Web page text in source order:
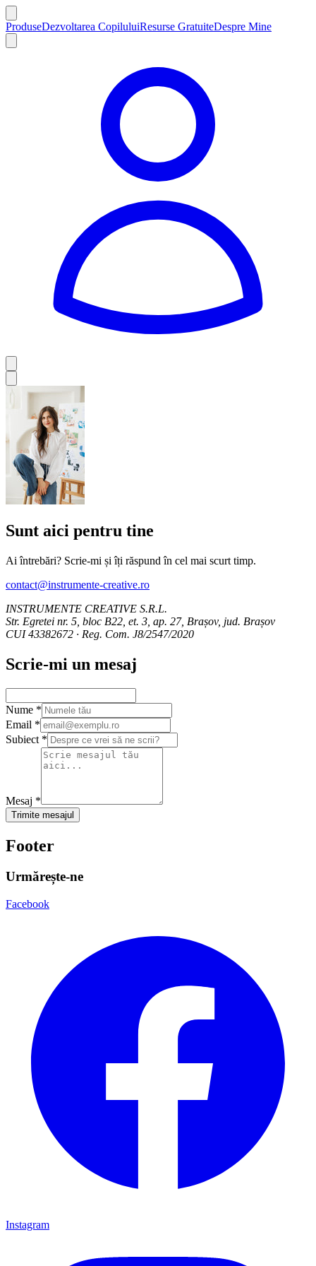
ProduseDezvoltarea CopiluluiResurse GratuiteDespre Mine
Sunt aici pentru tine
Ai întrebări? Scrie-mi și îți răspund în cel mai scurt timp.
contact@instrumente-creative.ro
INSTRUMENTE CREATIVE S.R.L.
Str. Egretei nr. 5, bloc B22, et. 3, ap. 27, Brașov, jud. Brașov
CUI43382672 · Reg. Com. J8/2547/2020
Scrie-mi un mesaj
Nume *
Email *
Subiect *
Mesaj *
Trimite mesajul
Footer
Urmărește-ne
Facebook
Instagram